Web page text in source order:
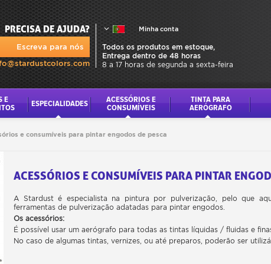
PRECISA DE AJUDA?
Escreva para nós
Minha conta
Todos os produtos em estoque,
Entrega dentro de 48 horas
8 a 17 horas de segunda a sexta-feira
E
ESPECIALIDADES
ACESSÓRIOS E
CONSUMÍVEIS
TINTA PARA
AERÓGRAFO
e consumíveis para pintar engodos de pesca
ACESSÓRIOS E CONSUMÍVEIS PARA PINTAR
A Stardust é especialista na pintura por pulverização, pelo que
ferramentas de pulverização adatadas para pintar engodos.
Os acessórios:
É possível usar um aerógrafo para todas as tintas líquidas / fluidas e
No caso de algumas tintas, vernizes, ou até preparos, poderão ser